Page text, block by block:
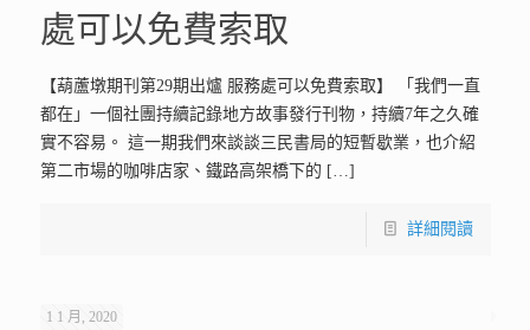
處可以免費索取
【葫蘆墩期刊第29期出爐 服務處可以免費索取】 「我們一直
都在」一個社團持續記錄地方故事發行刊物，持續7年之久確
實不容易。 這一期我們來談談三民書局的短暫歇業，也介紹
第二市場的咖啡店家、鐵路高架橋下的 […]
詳細閱讀
1 1 月, 2020